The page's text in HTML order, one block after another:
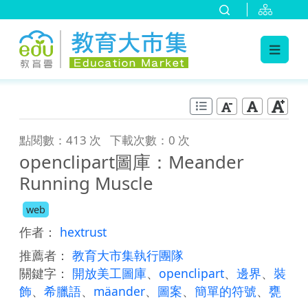
點閱數：413 次 下載次數：0 次
openclipart圖庫：Meander
Running Muscle
web
作者： hextrust
推薦者： 教育大市集執行團隊
關鍵字： 開放美工圖庫、 openclipart、 邊界、 裝
飾、 希臘語、 mäander、 圖案、 簡單的符號、 甕